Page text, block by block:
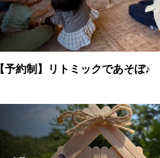
【予約制】リトミックであそぼ♪